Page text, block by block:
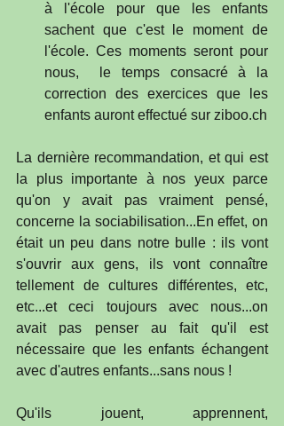
à l'école pour que les enfants
sachent que c'est le moment de
l'école. Ces moments seront pour
nous,  le temps consacré à la
correction des exercices que les
La dernière recommandation, et qui est
la plus importante à nos yeux parce
qu'on y avait pas vraiment pensé,
concerne la sociabilisation...En effet, on
était un peu dans notre bulle : ils vont
s'ouvrir aux gens, ils vont connaître
tellement de cultures différentes, etc,
etc...et ceci toujours avec nous...on
avait pas penser au fait qu'il est
nécessaire que les enfants échangent
avec d'autres enfants...sans nous !
Qu'ils jouent, apprennent,